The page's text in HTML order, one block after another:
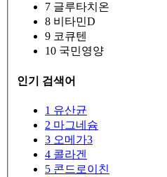
7 글루타치온
8 비타민D
9 코큐텐
10 국민영양
인기 검색어
1 유산균
2 마그네슘
3 오메가3
4 콜라겐
5 콘드로이친